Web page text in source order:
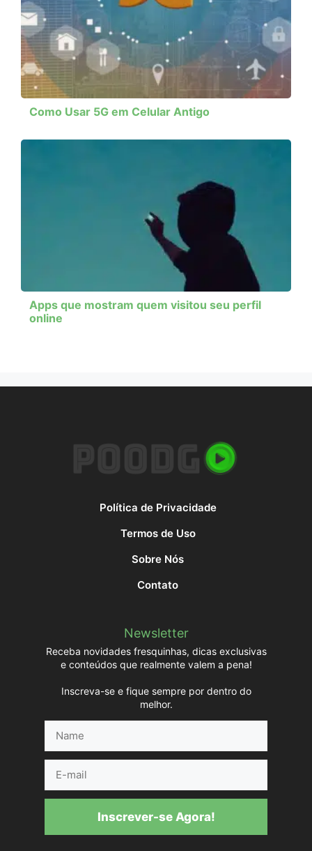
Como Usar 5G em Celular Antigo
Apps que mostram quem visitou seu perfil
online
Política de Privacidade
Termos de Uso
Sobre Nós
Contato
Newsletter
Receba novidades fresquinhas, dicas exclusivas
e conteúdos que realmente valem a pena!
Inscreva-se e fique sempre por dentro do
melhor.
mail
Inscrever-se Agora!